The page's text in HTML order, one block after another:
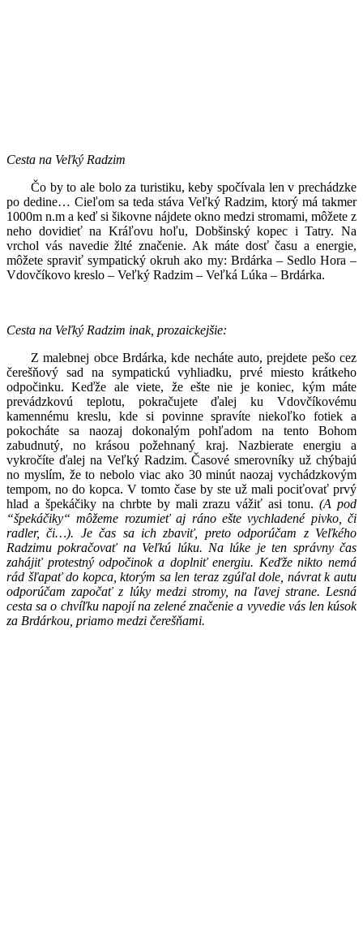
Cesta na Veľký Radzim
Čo by to ale bolo za turistiku, keby spočívala len v prechádzke
po dedine… Cieľom sa teda stáva Veľký Radzim, ktorý má takmer
1000m n.m a keď si šikovne nájdete okno medzi stromami, môžete z
neho dovidieť na Kráľovu hoľu, Dobšinský kopec i Tatry. Na
vrchol vás navedie žlté značenie. Ak máte dosť času a energie,
môžete spraviť sympatický okruh ako my: Brdárka – Sedlo Hora –
Vdovčíkovo kreslo – Veľký Radzim – Veľká Lúka – Brdárka.
Cesta na Veľký Radzim inak, prozaickejšie:
Z malebnej obce Brdárka, kde necháte auto, prejdete pešo cez
čerešňový sad na sympatickú vyhliadku, prvé miesto krátkeho
odpočinku. Keďže ale viete, že ešte nie je koniec, kým máte
prevádzkovú teplotu, pokračujete ďalej ku Vdovčíkovému
kamennému kreslu, kde si povinne spravíte niekoľko fotiek a
pokocháte sa naozaj dokonalým pohľadom na tento Bohom
zabudnutý, no krásou požehnaný kraj. Nazbierate energiu a
vykročíte ďalej na Veľký Radzim. Časové smerovníky už chýbajú
no myslím, že to nebolo viac ako 30 minút naozaj vychádzkovým
tempom, no do kopca. V tomto čase by ste už mali pociťovať prvý
hlad a špekáčiky na chrbte by mali zrazu vážiť asi tonu.(A pod
“špekáčiky“ môžeme rozumieť aj ráno ešte vychladené pivko, či
radler, či…). Je čas sa ich zbaviť, preto odporúčam z Veľkého
Radzimu pokračovať na Veľkú lúku. Na lúke je ten správny čas
zahájiť protestný odpočinok a doplniť energiu. Keďže nikto nemá
rád šľapať do kopca, ktorým sa len teraz zgúľal dole, návrat k autu
odporúčam započať z lúky medzi stromy, na ľavej strane. Lesná
cesta sa o chvíľku napojí na zelené značenie a vyvedie vás len kúsok
za Brdárkou, priamo medzi čerešňami.